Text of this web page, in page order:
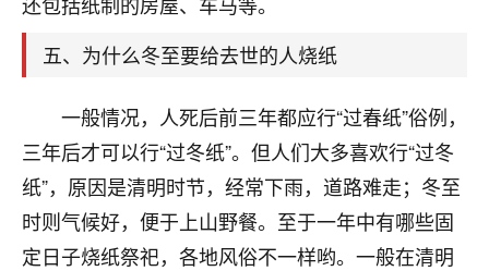
五、为什么冬至要给去世的人烧纸
一般情况，人死后前三年都应行“过春纸”俗例，
三年后才可以行“过冬纸”。但人们大多喜欢行“过冬
纸”，原因是清明时节，经常下雨，道路难走；冬至
时则气候好，便于上山野餐。至于一年中有哪些固
定日子烧纸祭祀，各地风俗不一样哟。一般在清明
后，我以为都没戏了，结果开年一上班，开会提拔升
3000，非常开心，无论如何，感恩感谢！🙏🏻
鹿森：恭喜升职加薪！！，请客吗？�
12小时前 来自北京 32
心心相印